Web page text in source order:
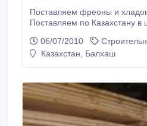
Поставляем фреоны и
Поставляем по Казахстану в
наименований: R12 / R14/
R-142b / R-123 / R-124 / R-
R600a / R408a /R406A /
R418A.
06/07/2010
Казахстан, Балхаш